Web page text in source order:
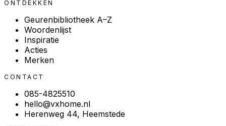
ONTDEKKEN
Geurenbibliotheek A–Z
Woordenlijst
Inspiratie
Acties
Merken
CONTACT
085-4825510
hello@vxhome.nl
Herenweg 44, Heemstede